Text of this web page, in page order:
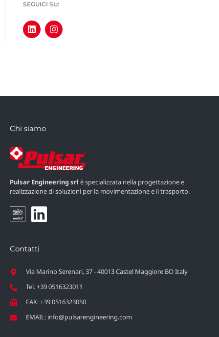
SEGUICI SU:
Chi siamo
Pulsar Engineering srl è specializzata nella progettazione e
realizzazione di soluzioni per la movimentazione e il trasporto.
Contatti
Via Marino Serenari, 37 - 40013 Castel Maggiore BO Italy
Tel. +39 0516323011
FAX: +39 0516323050
EMAIL: info@pulsarengineering.com